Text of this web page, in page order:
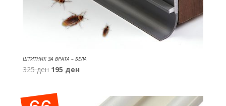
ШТИТНИК ЗА ВРАТА – БЕЛА
325ден Original
was:
325 ден.
195 денCurrent
195 ден.